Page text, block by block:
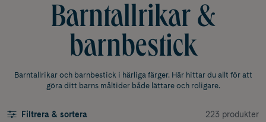
Barntallrikar &
barnbestick
Barntallrikar och barnbestick i härliga färger. Här hittar du allt för att
göra ditt barns måltider både lättare och roligare.
Filtrera & sortera 223 produkter